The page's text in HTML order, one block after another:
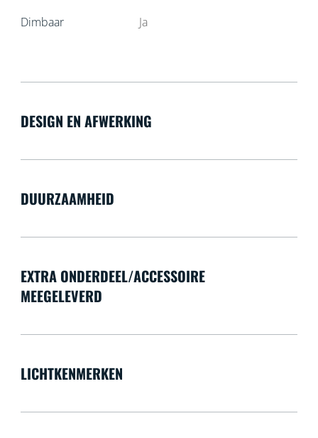
Dimbaar Ja
DESIGN EN AFWERKING
DUURZAAMHEID
EXTRA ONDERDEEL/ACCESSOIRE
MEEGELEVERD
LICHTKENMERKEN